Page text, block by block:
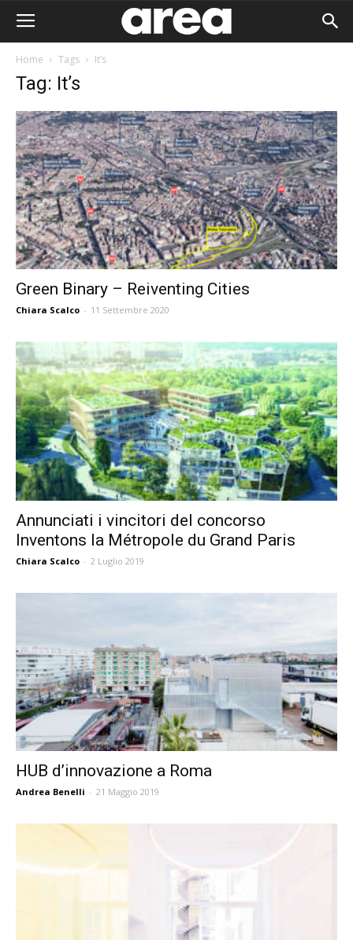
Home Tags It’s
Tag: It’s
Green Binary – Reiventing Cities
Chiara Scalco - 11 Settembre 2020
Annunciati i vincitori del concorso
Inventons la Métropole du Grand Paris
Chiara Scalco - 2 Luglio 2019
HUB d’innovazione a Roma
Andrea Benelli - 21 Maggio 2019